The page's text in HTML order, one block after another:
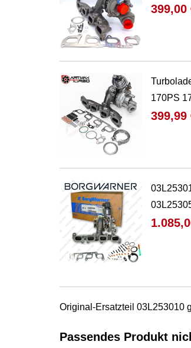
399,00
170PS
399,99
Original-Ersatzteil 03L253010
Passendes Produkt